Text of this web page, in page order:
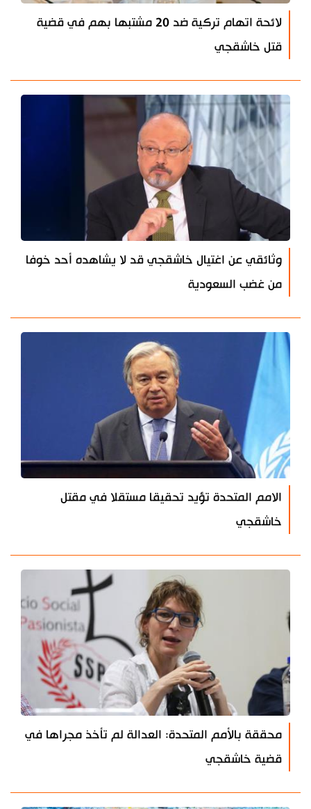
لائحة اتهام تركية ضد 20 مشتبها بهم في قضية
قتل خاشقجي
وثائقي عن اغتيال خاشقجي قد لا يشاهده أحد خوفا
من غضب السعودية
الامم المتحدة تؤيد تحقيقا مستقلا في مقتل
خاشقجي
محققة بالأمم المتحدة: العدالة لم تأخذ مجراها في
قضية خاشقجي